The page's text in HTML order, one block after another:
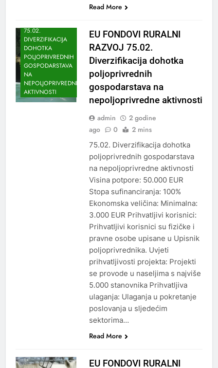
Read More
75.02.
DIVERZIFIKACIJA
DOHOTKA
POLJOPRIVREDNIH
GOSPODARSTAVA
NA
NEPOLJOPRIVREDNE
AKTIVNOSTI
EU FONDOVI RURALNI
RAZVOJ 75.02.
Diverzifikacija dohotka
poljoprivrednih
gospodarstava na
nepoljoprivredne aktivnosti
admin
2 godine
ago
0 2 mins
75.02. Diverzifikacija dohotka
poljoprivrednih gospodarstava
na nepoljoprivredne aktivnosti
Visina potpore: 50.000 EUR
Stopa sufinanciranja: 100%
Ekonomska veličina: Minimalna:
3.000 EUR Prihvatljivi korisnici:
Prihvatljivi korisnici su fizičke i
pravne osobe upisane u Upisnik
poljoprivrednika. Uvjeti
prihvatljivosti projekta: Projekti
se provode u naseljima s najviše
5.000 stanovnika Prihvatljiva
ulaganja: Ulaganja u pokretanje
poslovanja u sljedećim
sektorima…
Read More
EU FONDOVI RURALNI